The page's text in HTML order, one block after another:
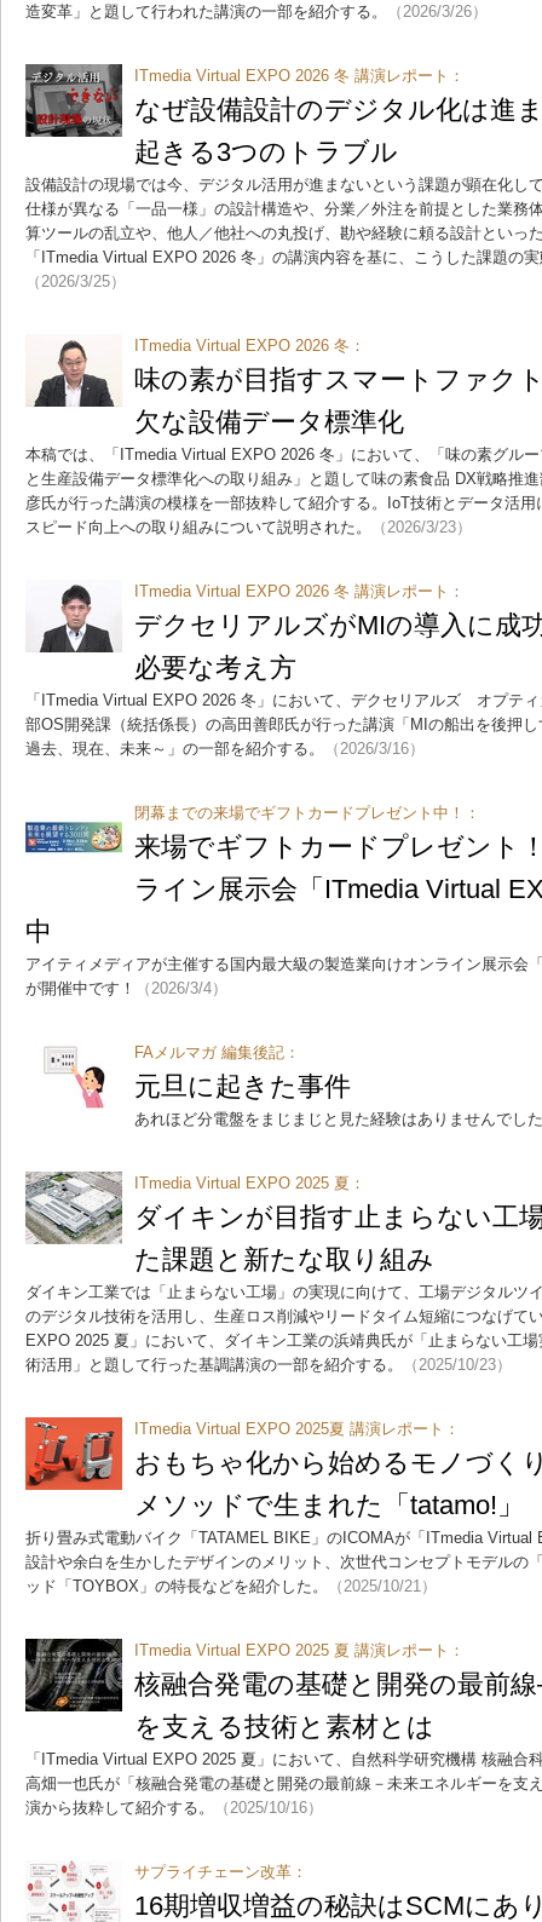
造変革」と題して行われた講演の一部を紹介する。
（2026/3/26）
ITmedia Virtual EXPO 2026 冬 講演レポート：
なぜ設備設計のデジタル化は
起きる3つのトラブル
設備設計の現場では今、デジタル活用が進まないという課題が顕在化し
仕様が異なる「一品一様」の設計構造や、分業／外注を前提とした業務
算ツールの乱立や、他人／他社への丸投げ、勘や経験に頼る設計といっ
「ITmedia Virtual EXPO 2026 冬」の講演内容を基に、こうした課題の
（2026/3/25）
ITmedia Virtual EXPO 2026 冬：
味の素が目指すスマートファク
欠な設備データ標準化
本稿では、「ITmedia Virtual EXPO 2026 冬」において、「味の素グル
と生産設備データ標準化への取り組み」と題して味の素食品 DX戦略推
彦氏が行った講演の模様を一部抜粋して紹介する。IoT技術とデータ活
スピード向上への取り組みについて説明された。
（2026/3/23）
ITmedia Virtual EXPO 2026 冬 講演レポート：
デクセリアルズがMIの導入に成
必要な考え方
「ITmedia Virtual EXPO 2026 冬」において、デクセリアルズ オプテ
部OS開発課（統括係長）の高田善郎氏が行った講演「MIの船出を後押
過去、現在、未来～」の一部を紹介する。
（2026/3/16）
閉幕までの来場でギフトカードプレゼント中！：
来場でギフトカードプレゼント
ライン展示会「ITmedia Virtual
中
アイティメディアが主催する国内最大級の製造業向けオンライン展示会
が開催中です！
（2026/3/4）
FAメルマガ 編集後記：
元旦に起きた事件
あれほど分電盤をまじまじと見た経験はありませんでし
ITmedia Virtual EXPO 2025 夏：
ダイキンが目指す止まらない工
た課題と新たな取り組み
ダイキン工業では「止まらない工場」の実現に向けて、工場デジタルツ
のデジタル技術を活用し、生産ロス削減やリードタイム短縮につなげて
EXPO 2025 夏」において、ダイキン工業の浜靖典氏が「止まらない工
術活用」と題して行った基調講演の一部を紹介する。
（2025/10/23）
ITmedia Virtual EXPO 2025夏 講演レポート：
おもちゃ化から始めるモノづ
メソッドで生まれた「tatamo!」
折り畳み式電動バイク「TATAMEL BIKE」のICOMAが「ITmedia Virtual
設計や余白を生かしたデザインのメリット、次世代コンセプトモデルの
ッド「TOYBOX」の特長などを紹介した。
（2025/10/21）
ITmedia Virtual EXPO 2025 夏 講演レポート：
核融合発電の基礎と開発の最前
を支える技術と素材とは
「ITmedia Virtual EXPO 2025 夏」において、自然科学研究機構 核融合
高畑一也氏が「核融合発電の基礎と開発の最前線－未来エネルギーを支
演から抜粋して紹介する。
（2025/10/16）
サプライチェーン改革：
16期増収増益の秘訣はSCMに